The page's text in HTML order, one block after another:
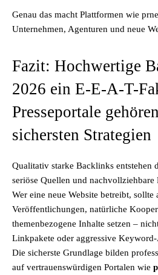
Genau das macht Plattformen wie
Unternehmen, Agenturen und neue
Fazit: Hochwertige
2026 ein E-E-A-T-
Presseportale
sichersten Strategien
Qualitativ starke Backlinks entstehen
seriöse Quellen und nachvollziehbare
Wer eine neue Website betreibt, sollte
Veröffentlichungen, natürliche
themenbezogene Inhalte setzen –
Linkpakete oder aggressive
Die sicherste Grundlage bilden
auf vertrauenswürdigen Portalen wie